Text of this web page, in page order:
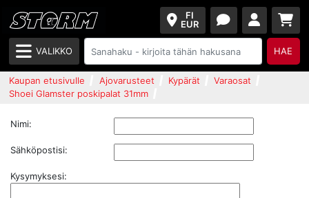
FI
EUR
VALIKKO HAE
Kaupan etusivulle Ajovarusteet Kypärät
Varaosat
Shoei Glamster poskipalat 31mm
Nimi:
Sähköpostisi:
Kysymyksesi: